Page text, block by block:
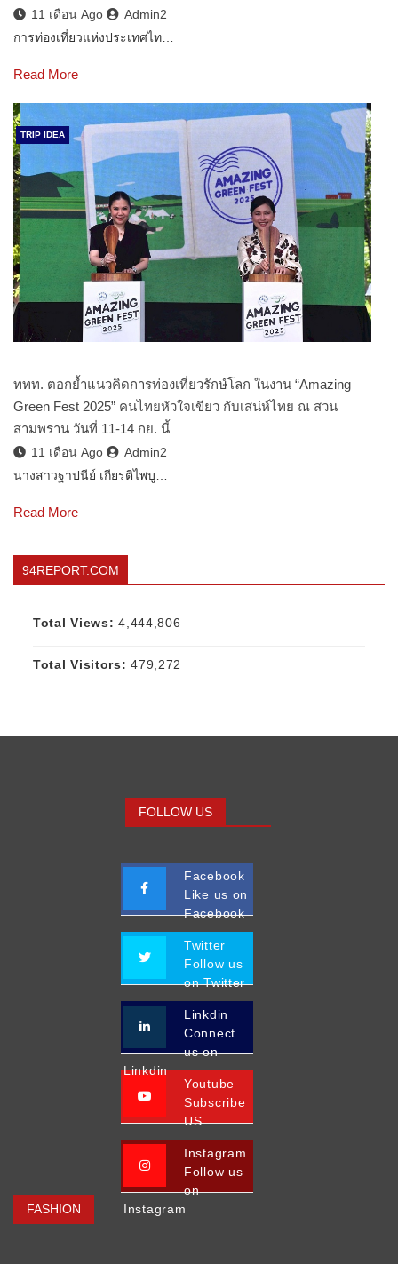
11 เดือน Ago
Admin2
การท่องเที่ยวแห่งประเทศไท…
Read More
TRIP IDEA
ททท. ตอกย้ำแนวคิดการท่องเที่ยวรักษ์โลก ในงาน “Amazing
Green Fest 2025” คนไทยหัวใจเขียว กับเสน่ห์ไทย ณ สวน
สามพราน วันที่ 11-14 กย. นี้
11 เดือน Ago
Admin2
นางสาวฐาปนีย์ เกียรติไพบู…
Read More
94REPORT.COM
Total Views:4,444,806
Total Visitors:479,272
FASHION
FOLLOW US
Facebook
Like us on
Facebook
Twitter
Follow us
on Twitter
Linkdin
Connect
us on
Linkdin
Youtube
Subscribe
US
Instagram
Follow us
on
Instagram